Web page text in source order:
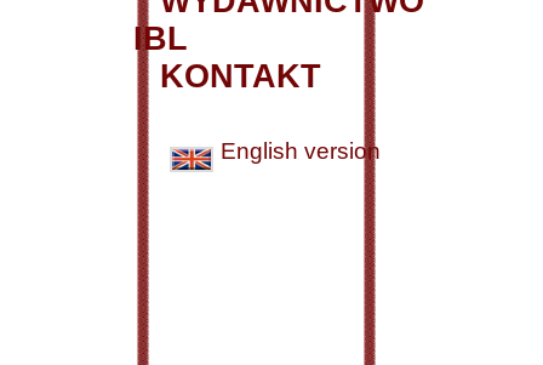
IBL
KONTAKT
English version